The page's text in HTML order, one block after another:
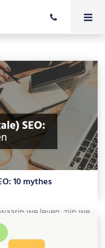
10 mythes
we leven, zijn we
op […]